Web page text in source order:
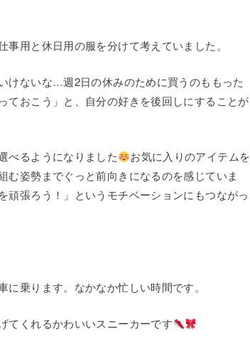
用と休日用の服を分けて考えていました。
けないな…週2日の休みのために買うのももった
ておこう」と、自分の好きを後回しにすることが
べるようになりました
お気に入りのアイテムを
姿勢までぐっと前向きになるのを感じていま
張ろう！」というモチベーションにもつながっ
乗ります。なかなか忙しい時間です。
てくれるかわいいスニーカーです